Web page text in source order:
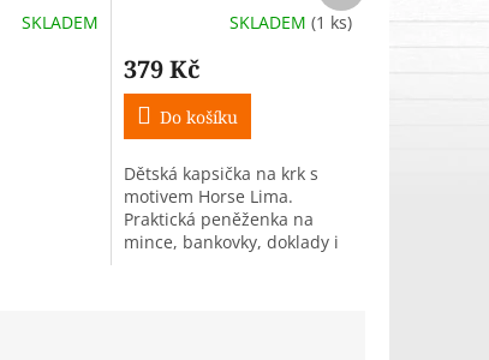
SKLADEM SKLADEM (1 ks)
379 Kč
Do košíku
Dětská kapsička na krk s
motivem Horse Lima.
Praktická peněženka na
mince, bankovky, doklady i